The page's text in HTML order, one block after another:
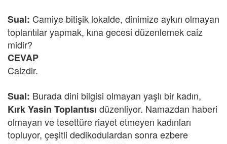
Sual: Camiye bitişik lokalde, dinimize aykırı olmayan
toplantılar yapmak, kına gecesi düzenlemek caiz
midir?
CEVAP
Caizdir.
Sual: Burada dini bilgisi olmayan yaşlı bir kadın,
Kırk Yasin Toplantısı düzenliyor. Namazdan haberi
olmayan ve tesettüre riayet etmeyen kadınları
topluyor, çeşitli dedikodulardan sonra ezbere